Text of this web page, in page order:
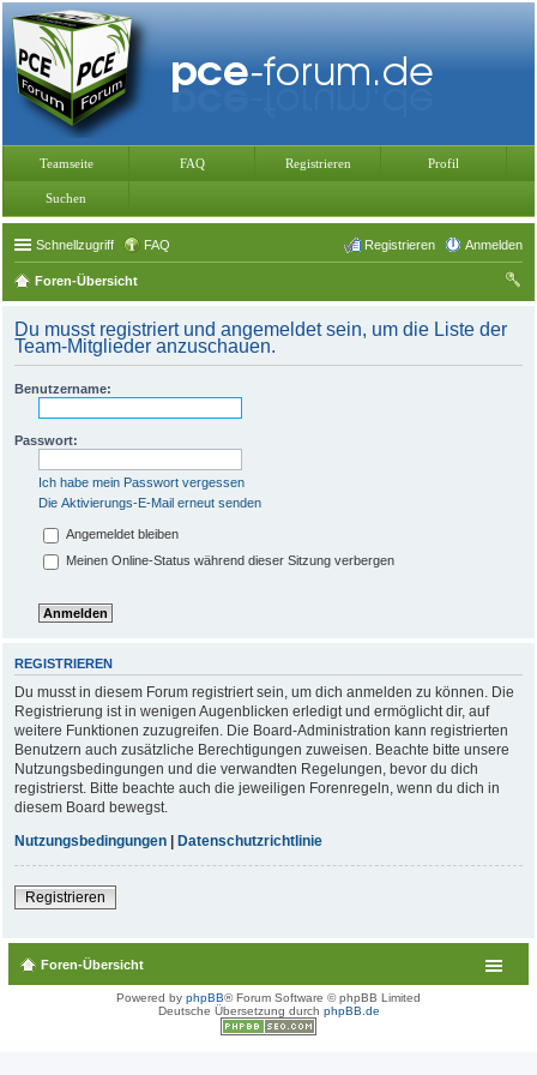
Teamseite FAQ Registrieren Profil
Suchen
Schnellzugriff FAQ Anmelden
Registrieren
Foren-Übersicht
Du musst registriert und angemeldet sein, um die Liste der
Team-Mitglieder anzuschauen.
Benutzername:
Passwort:
Ich habe mein Passwort vergessen
Die Aktivierungs-E-Mail erneut senden
Angemeldet bleiben
Meinen Online-Status während dieser Sitzung verbergen
REGISTRIEREN
Du musst in diesem Forum registriert sein, um dich anmelden zu können. Die
Registrierung ist in wenigen Augenblicken erledigt und ermöglicht dir, auf
weitere Funktionen zuzugreifen. Die Board-Administration kann registrierten
Benutzern auch zusätzliche Berechtigungen zuweisen. Beachte bitte unsere
Nutzungsbedingungen und die verwandten Regelungen, bevor du dich
registrierst. Bitte beachte auch die jeweiligen Forenregeln, wenn du dich in
diesem Board bewegst.
Nutzungsbedingungen | Datenschutzrichtlinie
Registrieren
Foren-Übersicht
Powered by phpBB® Forum Software © phpBB Limited
Deutsche Übersetzung durch phpBB.de